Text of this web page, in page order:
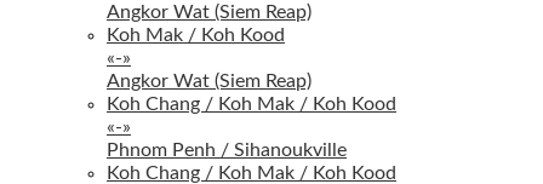
Angkor Wat (Siem Reap)
Koh Mak / Koh Kood
«-»
Angkor Wat (Siem Reap)
Koh Chang / Koh Mak / Koh Kood
«-»
Phnom Penh / Sihanoukville
Koh Chang / Koh Mak / Koh Kood